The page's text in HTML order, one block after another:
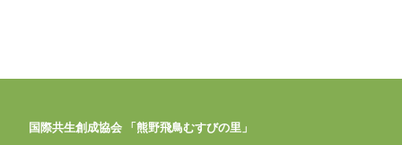
国際共生創成協会 「熊野飛鳥むすびの里」